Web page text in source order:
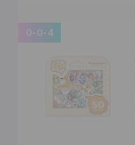
0-0-4